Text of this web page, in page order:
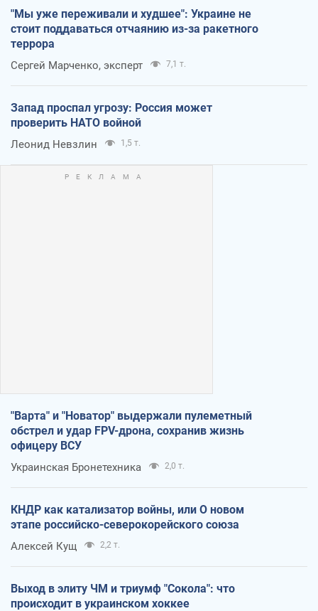
"Мы уже переживали и худшее": Украине не
стоит поддаваться отчаянию из-за ракетного
террора
Сергей Марченко, эксперт 7,1 т.
Запад проспал угрозу: Россия может
проверить НАТО войной
Леонид Невзлин 1,5 т.
"Варта" и "Новатор" выдержали пулеметный
обстрел и удар FPV-дрона, сохранив жизнь
офицеру ВСУ
Украинская Бронетехника 2,0 т.
КНДР как катализатор войны, или О новом
этапе российско-северокорейского союза
Алексей Кущ 2,2 т.
Выход в элиту ЧМ и триумф "Сокола": что
происходит в украинском хоккее